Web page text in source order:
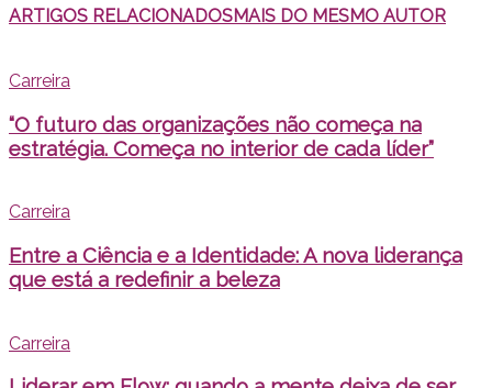
ARTIGOS RELACIONADOSMAIS DO MESMO AUTOR
Carreira
“O futuro das organizações não começa na
estratégia. Começa no interior de cada líder”
Carreira
Entre a Ciência e a Identidade: A nova liderança
que está a redefinir a beleza
Carreira